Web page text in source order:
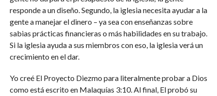
responde a un diseño. Segundo, la iglesia necesita ayudar a la
gente a manejar el dinero – ya sea con enseñanzas sobre
sabias prácticas financieras o más habilidades en su trabajo.
Si la iglesia ayuda a sus miembros con eso, la iglesia verá un
crecimiento en el dar.
Yo creé El Proyecto Diezmo para literalmente probar a Dios
como está escrito en Malaquías 3:10. Al final, El probó su